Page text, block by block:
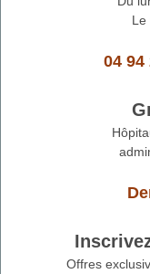
Le
04 94
Offres